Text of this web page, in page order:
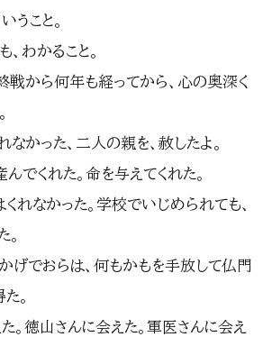
うこと。
わかること。
戦から何年も経ってから、心の奥深く
かった、二人の親を、赦したよ。
でくれた。命を与えてくれた。
れなかった。学校でいじめられても、
。
げでおらは、何もかもを手放して仏門
。
。徳山さんに会えた。軍医さんに会え